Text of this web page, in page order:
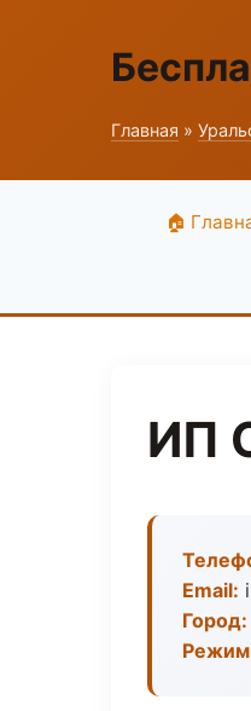
Главная »
🏠
ИП
Email:
Город:
Режим